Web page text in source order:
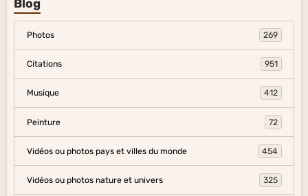
Blog
Photos 269
Citations 951
Musique 412
Peinture 72
Vidéos ou photos pays et villes du monde 454
Vidéos ou photos nature et univers 325